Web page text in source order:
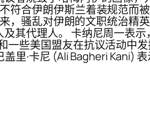
符合伊朗伊斯兰着装规范而
，骚乱对伊朗的文职统治精
其代理人。 卡纳尼周一表
些美国盟友在抗议活动中发
里·卡尼 (Ali Bagheri Kani)